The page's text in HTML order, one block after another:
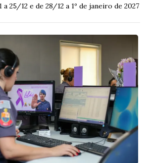
a 25/12 e de 28/12 a 1º de janeiro de 2027